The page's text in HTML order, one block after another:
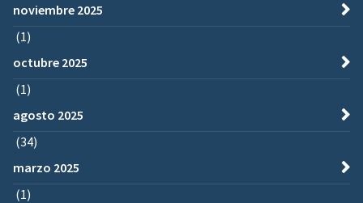
noviembre 2025
(1)
octubre 2025
(1)
agosto 2025
(34)
marzo 2025
(1)